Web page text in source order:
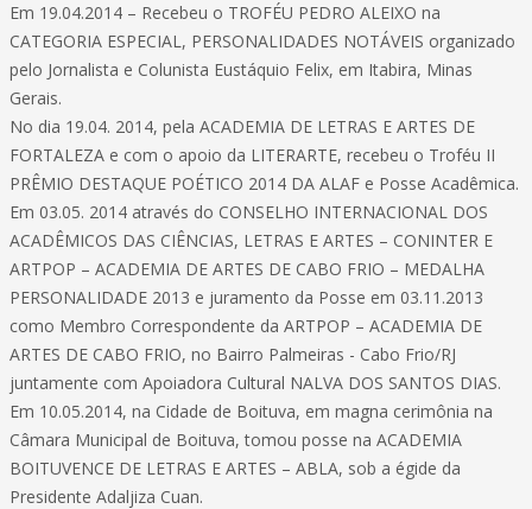
Em 19.04.2014 – Recebeu o TROFÉU PEDRO ALEIXO na
CATEGORIA ESPECIAL, PERSONALIDADES NOTÁVEIS organizado
pelo Jornalista e Colunista Eustáquio Felix, em Itabira, Minas
Gerais.
No dia 19.04. 2014, pela ACADEMIA DE LETRAS E ARTES DE
FORTALEZA e com o apoio da LITERARTE, recebeu o Troféu II
PRÊMIO DESTAQUE POÉTICO 2014 DA ALAF e Posse Acadêmica.
Em 03.05. 2014 através do CONSELHO INTERNACIONAL DOS
ACADÊMICOS DAS CIÊNCIAS, LETRAS E ARTES – CONINTER E
ARTPOP – ACADEMIA DE ARTES DE CABO FRIO – MEDALHA
PERSONALIDADE 2013 e juramento da Posse em 03.11.2013
como Membro Correspondente da ARTPOP – ACADEMIA DE
ARTES DE CABO FRIO, no Bairro Palmeiras - Cabo Frio/RJ
juntamente com Apoiadora Cultural NALVA DOS SANTOS DIAS.
Em 10.05.2014, na Cidade de Boituva, em magna cerimônia na
Câmara Municipal de Boituva, tomou posse na ACADEMIA
BOITUVENCE DE LETRAS E ARTES – ABLA, sob a égide da
Presidente Adaljiza Cuan.